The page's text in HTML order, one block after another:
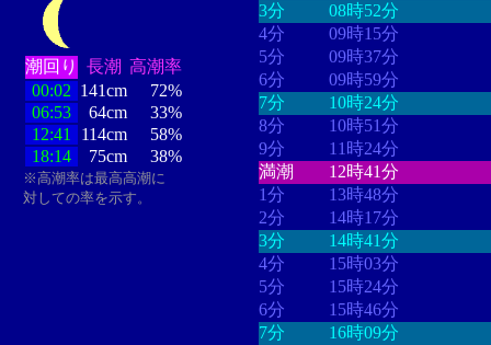
潮回り 長潮 高潮率
00:02 141cm
72%
06:53
64cm
33%
12:41
114cm
58%
18:14
75cm 38%
※高潮率は最高高潮に
対しての率を示す。
3分
08時52分
4分
09時15分
5分
09時37分
6分
09時59分
7分
10時24分
8分
10時51分
9分
11時24分
満潮
12時41分
1分
13時48分
2分
14時17分
3分
14時41分
4分
15時03分
5分
15時24分
6分
15時46分
7分
16時09分